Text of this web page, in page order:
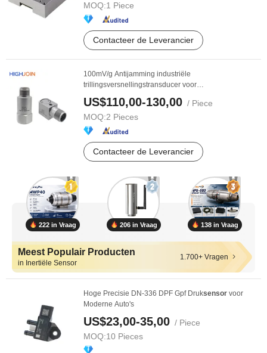
MOQ:1 Piece
Contacteer de Leverancier
100mV/g Antijamming industriële
trillingsversnellingstransducer voor
compressortrillings
US$110,00-130,00 / Piece
MOQ:2 Pieces
Contacteer de Leverancier
222 in Vraag 206 in Vraag 138 in Vraag
Meest Populair Producten
in Inertiële Sensor
1.700+ Vragen
Hoge Precisie DN-336 DPF Gpf Druksensor voor
Moderne Auto's
US$23,00-35,00 / Piece
MOQ:10 Pieces